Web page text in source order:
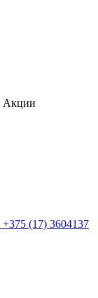
Акции
+375 (17) 3604137